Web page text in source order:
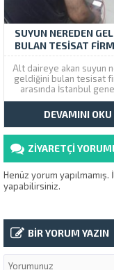
SUYUN NEREDEN
BULAN TESISAT
Alt daireye akan suyun
geldiğini bulan tesisat
arasında İstanbul
kameralı robot cihazla
kaçağı fiyatı ile
vermekteyiz. Çözüm
Avrupa ve Anadolu
şube 9 servis aracı ile
vermektedir. Alt
Nereden...
DEVAMINI OKU
ZİYARETÇİ
Henüz yorum yapılmamış.
yapabilirsiniz.
BİR YORUM YAZIN